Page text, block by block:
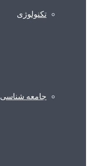
تکنولوژی
جامعه شناسی